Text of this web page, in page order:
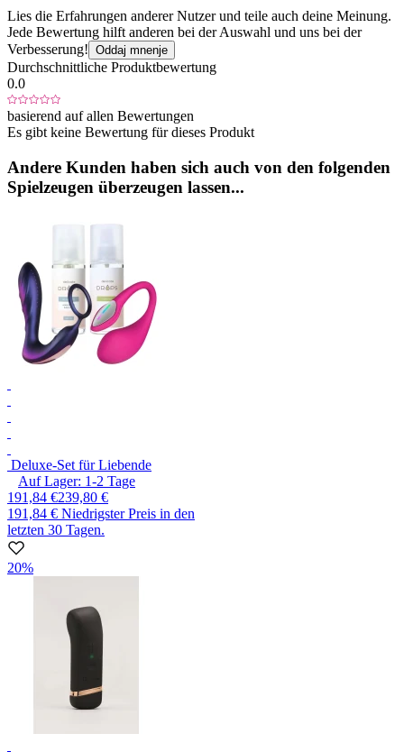
Lies die Erfahrungen anderer Nutzer und teile auch deine Meinung.
Jede Bewertung hilft anderen bei der Auswahl und uns bei der
Verbesserung! Oddaj mnenje
Durchschnittliche Produktbewertung
0.0
basierend auf allen Bewertungen
Es gibt keine Bewertung für dieses Produkt
Andere Kunden haben sich auch von den folgenden
Spielzeugen überzeugen lassen...
Deluxe-Set für Liebende
Auf Lager: 1-2 Tage
191,84 €239,80 €
191,84 € Niedrigster Preis in den
letzten 30 Tagen.
20%